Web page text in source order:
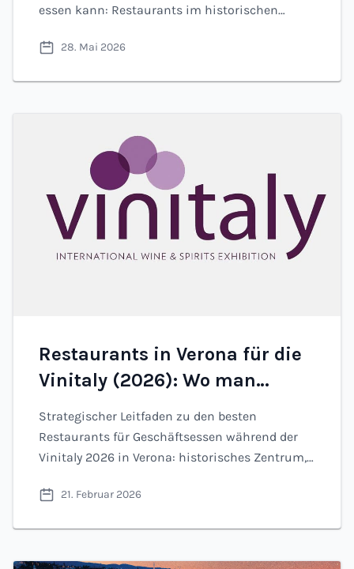
essen kann: Restaurants im historischen
Links zur Online-Buchung.
28. Mai 2026
Restaurants in Verona für die
Vinitaly (2026): Wo man
geschäftlich diniert und
online bucht
Strategischer Leitfaden zu den besten
Restaurants für Geschäftsessen während der
Vinitaly 2026 in Verona: historisches Zentrum,
Weinfokus und Online-Buchung auf Hoongry.
21. Februar 2026